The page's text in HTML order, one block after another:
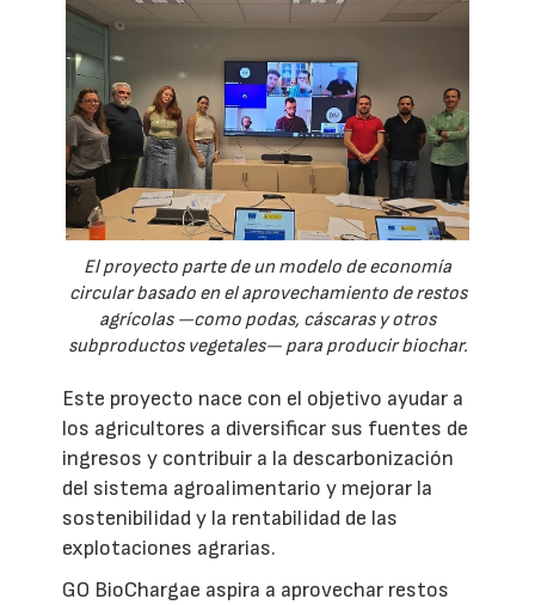
El proyecto parte de un modelo de economía
circular basado en el aprovechamiento de restos
agrícolas —como podas, cáscaras y otros
subproductos vegetales— para producir biochar.
Este proyecto nace con el objetivo ayudar a
los agricultores a diversificar sus fuentes de
ingresos y contribuir a la descarbonización
del sistema agroalimentario y mejorar la
sostenibilidad y la rentabilidad de las
explotaciones agrarias.
GO BioChargae aspira a aprovechar restos